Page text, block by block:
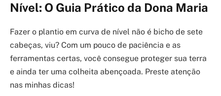
Nível: O Guia Prático da Dona Maria
Fazer o plantio em curva de nível não é bicho de sete
cabeças, viu? Com um pouco de paciência e as
ferramentas certas, você consegue proteger sua terra
e ainda ter uma colheita abençoada. Preste atenção
nas minhas dicas!